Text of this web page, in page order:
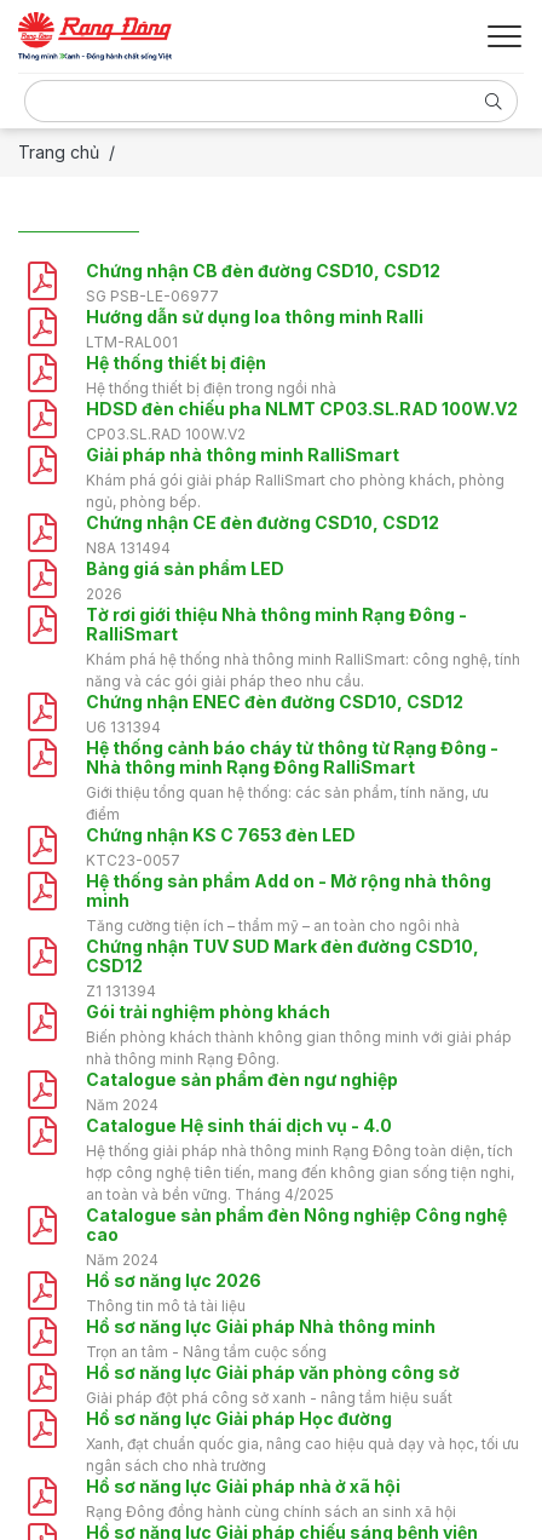
Trang chủ
Chứng nhận CB đèn đường CSD10, CSD12
SG PSB-LE-06977
Hướng dẫn sử dụng loa thông minh Ralli
LTM-RAL001
Hệ thống thiết bị điện
Hệ thống thiết bị điện trong ngồi nhà
HDSD đèn chiếu pha NLMT CP03.SL.RAD 100W.V2
CP03.SL.RAD 100W.V2
Giải pháp nhà thông minh RalliSmart
Khám phá gói giải pháp RalliSmart cho phòng khách, phòng
ngủ, phòng bếp.
Chứng nhận CE đèn đường CSD10, CSD12
N8A 131494
Bảng giá sản phẩm LED
2026
Tờ rơi giới thiệu Nhà thông minh Rạng Đông -
RalliSmart
Khám phá hệ thống nhà thông minh RalliSmart: công nghệ, tính
năng và các gói giải pháp theo nhu cầu.
Chứng nhận ENEC đèn đường CSD10, CSD12
U6 131394
Hệ thống cảnh báo cháy từ thông từ Rạng Đông -
Nhà thông minh Rạng Đông RalliSmart
Giới thiệu tổng quan hệ thống: các sản phẩm, tính năng, ưu
điểm
Chứng nhận KS C 7653 đèn LED
KTC23-0057
Hệ thống sản phẩm Add on - Mở rộng nhà thông
minh
Tăng cường tiện ích – thẩm mỹ – an toàn cho ngôi nhà
Chứng nhận TUV SUD Mark đèn đường CSD10,
CSD12
Z1 131394
Gói trải nghiệm phòng khách
Biến phòng khách thành không gian thông minh với giải pháp
nhà thông minh Rạng Đông.
Catalogue sản phẩm đèn ngư nghiệp
Năm 2024
Catalogue Hệ sinh thái dịch vụ - 4.0
Hệ thống giải pháp nhà thông minh Rạng Đông toàn diện, tích
hợp công nghệ tiên tiến, mang đến không gian sống tiện nghi,
an toàn và bền vững. Tháng 4/2025
Catalogue sản phẩm đèn Nông nghiệp Công nghệ
cao
Năm 2024
Hồ sơ năng lực 2026
Thông tin mô tả tài liệu
Hồ sơ năng lực Giải pháp Nhà thông minh
Trọn an tâm - Nâng tầm cuộc sống
Hồ sơ năng lực Giải pháp văn phòng công sở
Giải pháp đột phá công sở xanh - nâng tầm hiệu suất
Hồ sơ năng lực Giải pháp Học đường
Xanh, đạt chuẩn quốc gia, nâng cao hiệu quả dạy và học, tối ưu
ngân sách cho nhà trường
Hồ sơ năng lực Giải pháp nhà ở xã hội
Rạng Đông đồng hành cùng chính sách an sinh xã hội
Hồ sơ năng lực Giải pháp chiếu sáng bệnh viện